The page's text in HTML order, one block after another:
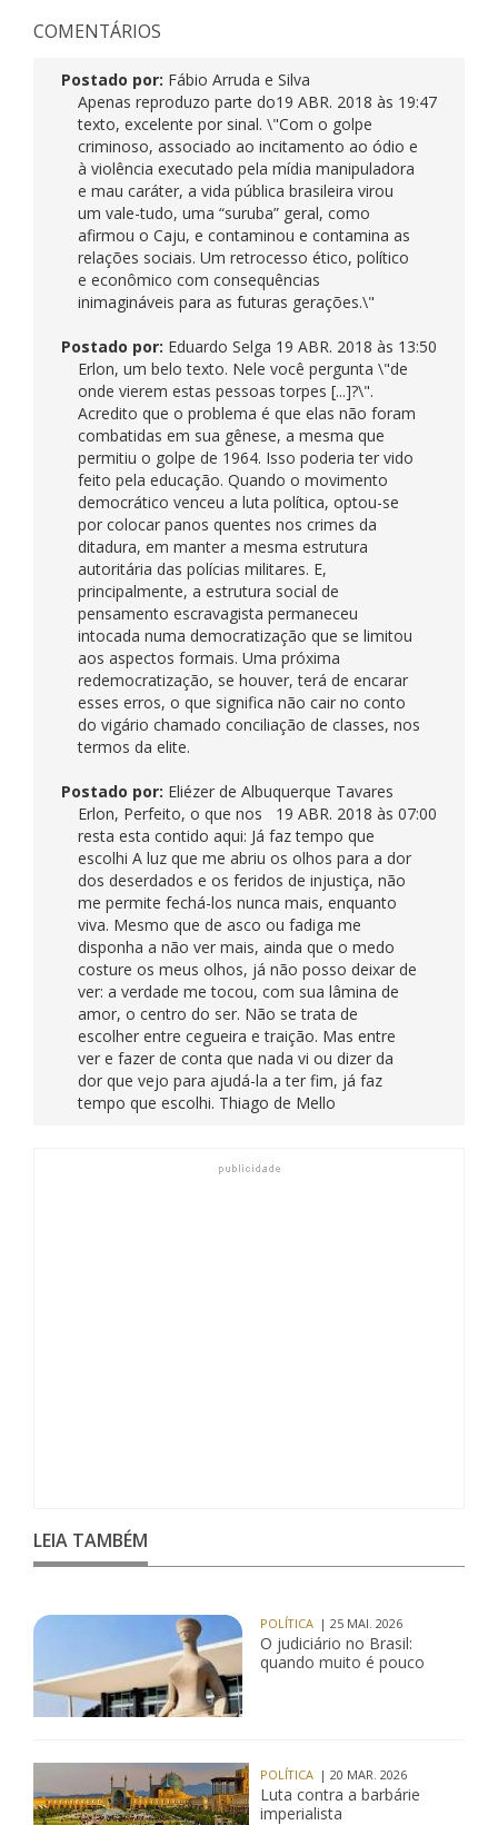
COMENTÁRIOS
Postado por: Fábio Arruda e Silva
19 ABR. 2018 às 19:47
Apenas reproduzo parte do
texto, excelente por sinal. \"Com o golpe
criminoso, associado ao incitamento ao ódio e
à violência executado pela mídia manipuladora
e mau caráter, a vida pública brasileira virou
um vale-tudo, uma “suruba” geral, como
afirmou o Caju, e contaminou e contamina as
relações sociais. Um retrocesso ético, político
e econômico com consequências
inimagináveis para as futuras gerações.\"
Postado por: Eduardo Selga 19 ABR. 2018 às 13:50
Erlon, um belo texto. Nele você pergunta \"de
onde vierem estas pessoas torpes [...]?\".
Acredito que o problema é que elas não foram
combatidas em sua gênese, a mesma que
permitiu o golpe de 1964. Isso poderia ter vido
feito pela educação. Quando o movimento
democrático venceu a luta política, optou-se
por colocar panos quentes nos crimes da
ditadura, em manter a mesma estrutura
autoritária das polícias militares. E,
principalmente, a estrutura social de
pensamento escravagista permaneceu
intocada numa democratização que se limitou
aos aspectos formais. Uma próxima
redemocratização, se houver, terá de encarar
esses erros, o que significa não cair no conto
do vigário chamado conciliação de classes, nos
termos da elite.
Postado por: Eliézer de Albuquerque Tavares
19 ABR. 2018 às 07:00
Erlon, Perfeito, o que nos
resta esta contido aqui: Já faz tempo que
escolhi A luz que me abriu os olhos para a dor
dos deserdados e os feridos de injustiça, não
me permite fechá-los nunca mais, enquanto
viva. Mesmo que de asco ou fadiga me
disponha a não ver mais, ainda que o medo
costure os meus olhos, já não posso deixar de
ver: a verdade me tocou, com sua lâmina de
amor, o centro do ser. Não se trata de
escolher entre cegueira e traição. Mas entre
ver e fazer de conta que nada vi ou dizer da
dor que vejo para ajudá-la a ter fim, já faz
tempo que escolhi. Thiago de Mello
LEIA TAMBÉM
POLÍTICA | 25 MAI. 2026
O judiciário no Brasil:
quando muito é pouco
POLÍTICA | 20 MAR. 2026
Luta contra a barbárie
imperialista